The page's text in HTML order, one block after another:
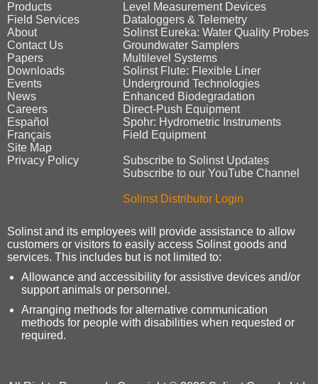
Products
Field Services
About
Contact Us
Papers
Downloads
Events
News
Careers
Español
Français
Site Map
Privacy Policy
Level Measurement Devices
Dataloggers & Telemetry
Solinst Eureka: Water Quality Probes
Groundwater Samplers
Multilevel Systems
Solinst Flute: Flexible Liner
Underground Technologies
Enhanced Biodegradation
Direct‑Push Equipment
Spohr: Hydrometric Instruments
Field Equipment
Subscribe to Solinst Updates
Subscribe to our YouTube Channel
Solinst Distributor Login
Solinst and its employees will provide assistance to allow
customers or visitors to easily access Solinst goods and
services. This includes but is not limited to:
Allowance and accessibility for assistive devices and/or
support animals or personnel.
Arranging methods for alternative communication
methods for people with disabilities when requested or
required.